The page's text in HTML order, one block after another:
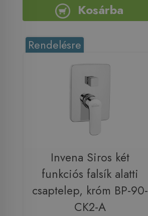
Kosárba
Rendelésre
Invena Siros két
funkciós falsík alatti
csaptelep, króm BP-90-
CK2-A